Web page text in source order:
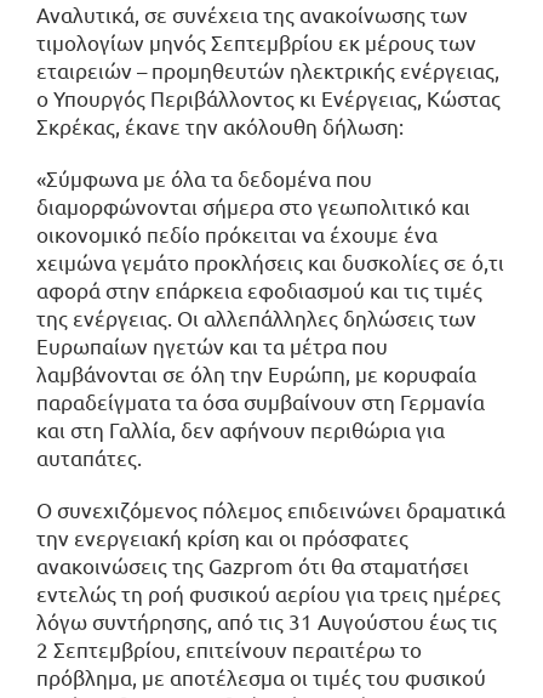
Αναλυτικά, σε συνέχεια της ανακοίνωσης των
τιμολογίων μηνός Σεπτεμβρίου εκ μέρους των
εταιρειών – προμηθευτών ηλεκτρικής ενέργειας,
ο Υπουργός Περιβάλλοντος κι Ενέργειας, Κώστας
Σκρέκας, έκανε την ακόλουθη δήλωση:
«Σύμφωνα με όλα τα δεδομένα που
διαμορφώνονται σήμερα στο γεωπολιτικό και
οικονομικό πεδίο πρόκειται να έχουμε ένα
χειμώνα γεμάτο προκλήσεις και δυσκολίες σε ό,τι
αφορά στην επάρκεια εφοδιασμού και τις τιμές
της ενέργειας. Οι αλλεπάλληλες δηλώσεις των
Ευρωπαίων ηγετών και τα μέτρα που
λαμβάνονται σε όλη την Ευρώπη, με κορυφαία
παραδείγματα τα όσα συμβαίνουν στη Γερμανία
και στη Γαλλία, δεν αφήνουν περιθώρια για
αυταπάτες.
Ο συνεχιζόμενος πόλεμος επιδεινώνει δραματικά
την ενεργειακή κρίση και οι πρόσφατες
ανακοινώσεις της Gazprom ότι θα σταματήσει
εντελώς τη ροή φυσικού αερίου για τρεις ημέρες
λόγω συντήρησης, από τις 31 Αυγούστου έως τις
2 Σεπτεμβρίου, επιτείνουν περαιτέρω το
πρόβλημα, με αποτέλεσμα οι τιμές του φυσικού